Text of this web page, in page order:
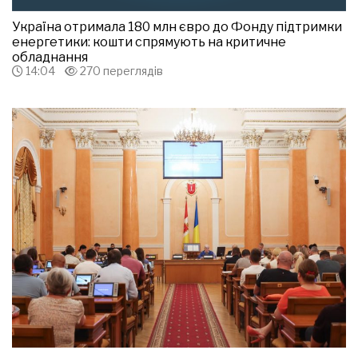
Україна отримала 180 млн євро до Фонду підтримки
енергетики: кошти спрямують на критичне
обладнання
14:04 270 переглядів